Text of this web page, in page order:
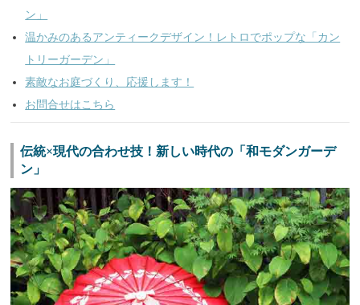
ン」
温かみのあるアンティークデザイン！レトロでポップな「カン
トリーガーデン」
素敵なお庭づくり、応援します！
お問合せはこちら
伝統×現代の合わせ技！新しい時代の「和モダンガーデ
ン」